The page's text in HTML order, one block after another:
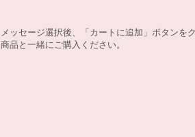
メッセージ選択後、「カートに追加」ボタンをク
商品と一緒にご購入ください。